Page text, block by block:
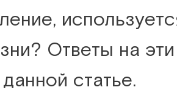
Ответы на эти
статье.